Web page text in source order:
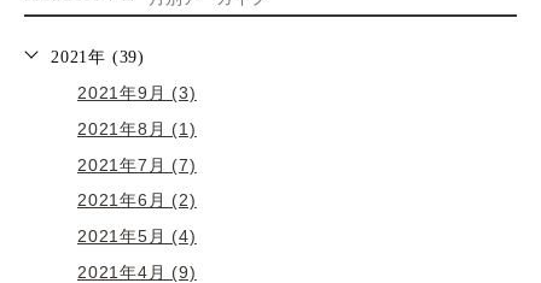
2021年 (39)
2021年9月 (3)
2021年8月 (1)
2021年7月 (7)
2021年6月 (2)
2021年5月 (4)
2021年4月 (9)